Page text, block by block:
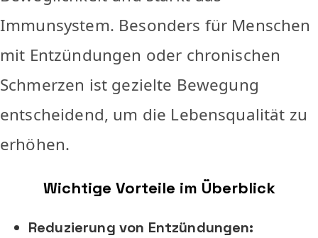
Immunsystem. Besonders für Menschen
mit Entzündungen oder chronischen
Schmerzen ist gezielte Bewegung
entscheidend, um die Lebensqualität zu
erhöhen.
Wichtige Vorteile im Überblick
Reduzierung von Entzündungen: